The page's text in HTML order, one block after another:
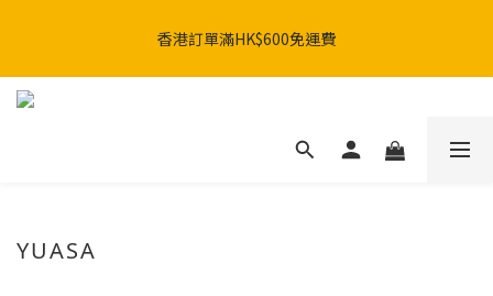
售。🚀
香港訂單滿HK$600免運費
SHARK x MotoGP 聯乘系列：AERON GP & AERON系列現已發
YUASA